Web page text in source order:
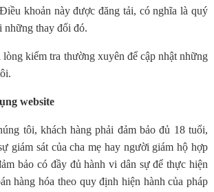
khoản này được đăng tải, có nghĩa là quý
những thay đổi đó.
kiểm tra thường xuyên để cập nhật những
website
tôi, khách hàng phải đảm bảo đủ 18 tuổi,
giám sát của cha mẹ hay người giám hộ hợp
bảo có đầy đủ hành vi dân sự để thực hiện
hàng hóa theo quy định hiện hành của pháp